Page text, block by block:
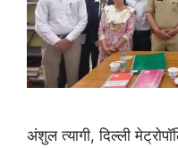
अंशुल त्यागी, दिल्ली